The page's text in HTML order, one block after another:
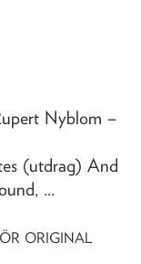
Nyblom –
(utdrag) And
...
ORIGINAL